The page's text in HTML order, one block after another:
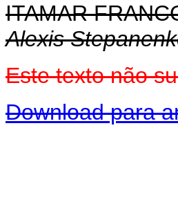
ITAMAR
Alexis
Este texto não
Download para